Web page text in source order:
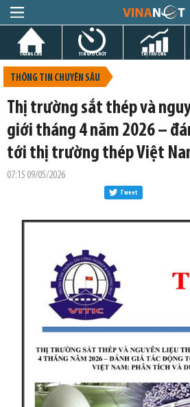
TRANG CHỦ TIN GIỜ CHÓT THỊ TRƯỜNG
THÔNG TIN CHUYÊN SÂU
Thị trường sắt thép và
giới tháng 4 năm 2026 –
tới thị trường thép Việt
07:15 09/05/2026
Tweet